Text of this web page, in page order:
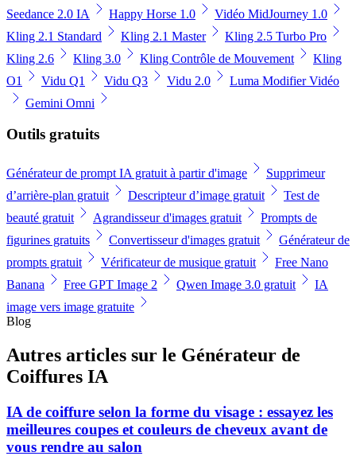
Seedance 2.0 IA
Happy Horse 1.0
Vidéo MidJourney 1.0
Kling 2.1 Standard
Kling 2.1 Master
Kling 2.5 Turbo Pro
Kling 2.6
Kling 3.0 Kling Contrôle de Mouvement
Kling
O1
Vidu Q1 Vidu Q3 Vidu 2.0
Luma Modifier Vidéo
Gemini Omni
Outils gratuits
Générateur de prompt IA gratuit à partir d'image
Supprimeur
d’arrière-plan gratuit
Descripteur d’image gratuit
Test de
beauté gratuit
Agrandisseur d'images gratuit
Prompts de
figurines gratuits
Convertisseur d'images gratuit
Générateur de
prompts gratuit
Vérificateur de musique gratuit
Free Nano
Banana
Free GPT Image 2 Qwen Image 3.0 gratuit
IA
image vers image gratuite
Blog
Autres articles sur le Générateur de
Coiffures IA
IA de coiffure selon la forme du visage : essayez les
meilleures coupes et couleurs de cheveux avant de
vous rendre au salon